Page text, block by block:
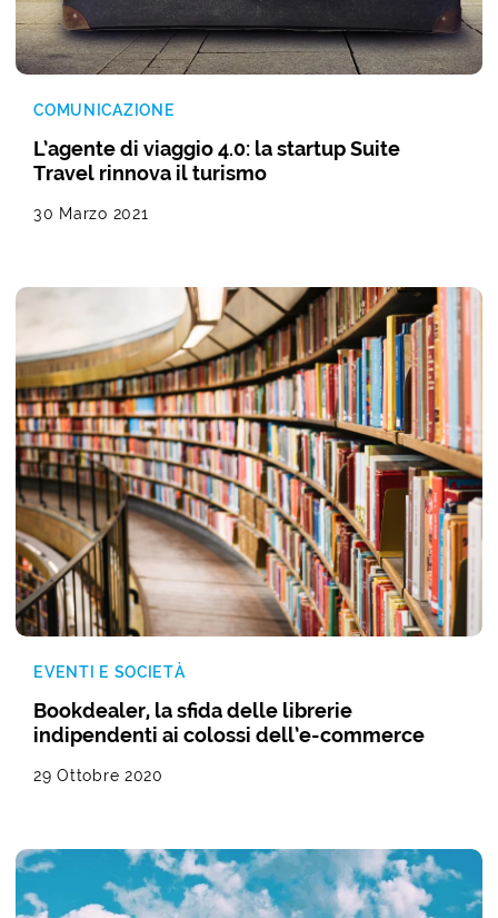
COMUNICAZIONE
L’agente di viaggio 4.0: la startup Suite
Travel rinnova il turismo
30 Marzo 2021
EVENTI E SOCIETÀ
Bookdealer, la sfida delle librerie
indipendenti ai colossi dell’e-commerce
29 Ottobre 2020